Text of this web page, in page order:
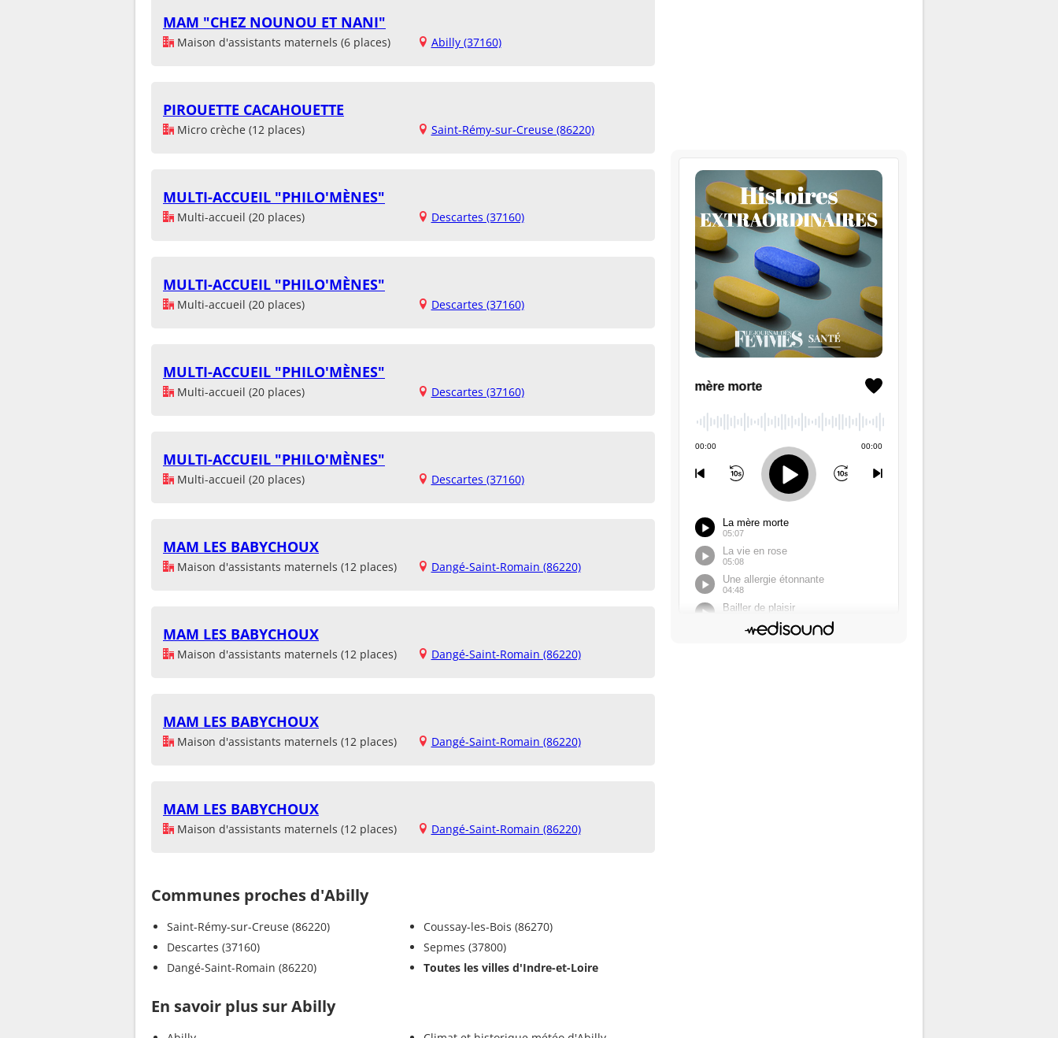
MAM "CHEZ NOUNOU ET NANI"
Maison d'assistants maternels (6 places) Abilly (37160)
PIROUETTE CACAHOUETTE
Micro crèche (12 places) Saint-Rémy-sur-Creuse (86220)
MULTI-ACCUEIL "PHILO'MÈNES"
Multi-accueil (20 places) Descartes (37160)
MULTI-ACCUEIL "PHILO'MÈNES"
Multi-accueil (20 places) Descartes (37160)
MULTI-ACCUEIL "PHILO'MÈNES"
Multi-accueil (20 places) Descartes (37160)
MULTI-ACCUEIL "PHILO'MÈNES"
Multi-accueil (20 places) Descartes (37160)
MAM LES BABYCHOUX
Maison d'assistants maternels (12 places) Dangé-Saint-Romain (86220)
MAM LES BABYCHOUX
Maison d'assistants maternels (12 places) Dangé-Saint-Romain (86220)
MAM LES BABYCHOUX
Maison d'assistants maternels (12 places) Dangé-Saint-Romain (86220)
MAM LES BABYCHOUX
Maison d'assistants maternels (12 places) Dangé-Saint-Romain (86220)
Communes proches d'Abilly
Saint-Rémy-sur-Creuse (86220)
Descartes (37160)
Dangé-Saint-Romain (86220)
Coussay-les-Bois (86270)
Sepmes (37800)
Toutes les villes d'Indre-et-Loire
En savoir plus sur Abilly